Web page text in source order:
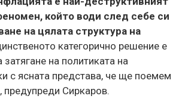
който води след себе си
на цялата структура на
категорично решение е
на политиката на
с ясната представа, че ще поемем
предупреди Сиркаров.